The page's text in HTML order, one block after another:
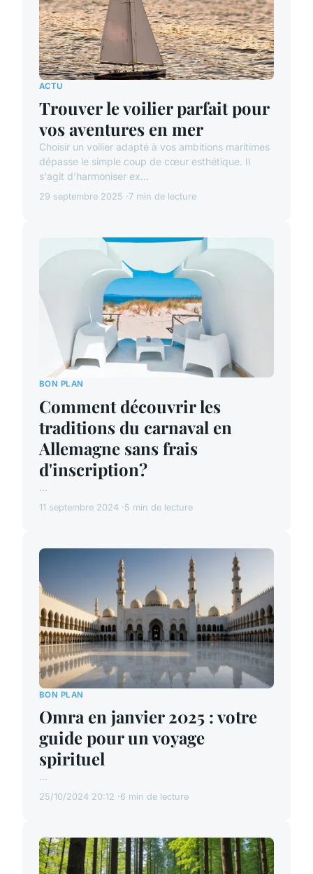
ACTU
Trouver le voilier parfait pour
vos aventures en mer
Choisir un voilier adapté à vos ambitions maritimes
dépasse le simple coup de cœur esthétique. Il
s'agit d'harmoniser ex...
29 septembre 2025 7 min de lecture
BON PLAN
Comment découvrir les
traditions du carnaval en
Allemagne sans frais
d'inscription?
...
11 septembre 2024 5 min de lecture
BON PLAN
Omra en janvier 2025 : votre
guide pour un voyage
spirituel
...
25/10/2024 20:12 6 min de lecture